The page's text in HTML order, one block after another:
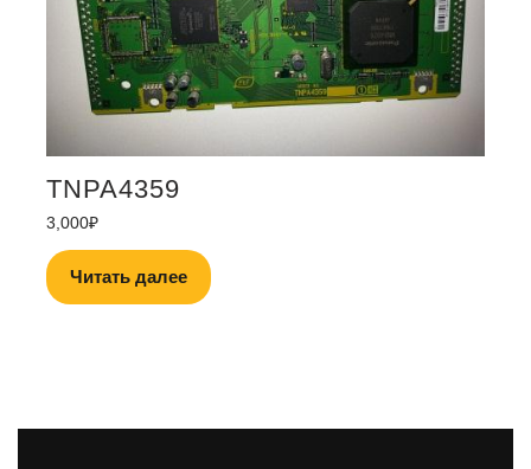
TNPA4359
3,000₽
Читать далее